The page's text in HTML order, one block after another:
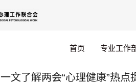
首页 专业工作
一文了解两会“心理健康”热点